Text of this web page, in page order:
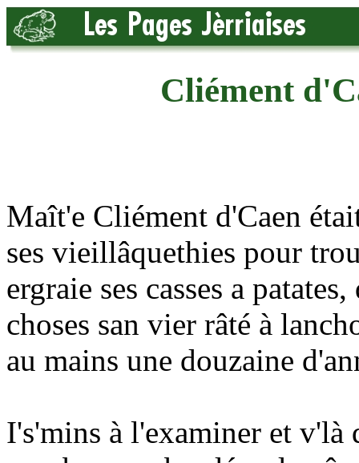
Cliément
Maît'e Cliément d'Caen
ses vieillâquethies pour
ergraie ses casses a
choses san vier râté à
au mains une douzaine
I's'mins à l'examiner et